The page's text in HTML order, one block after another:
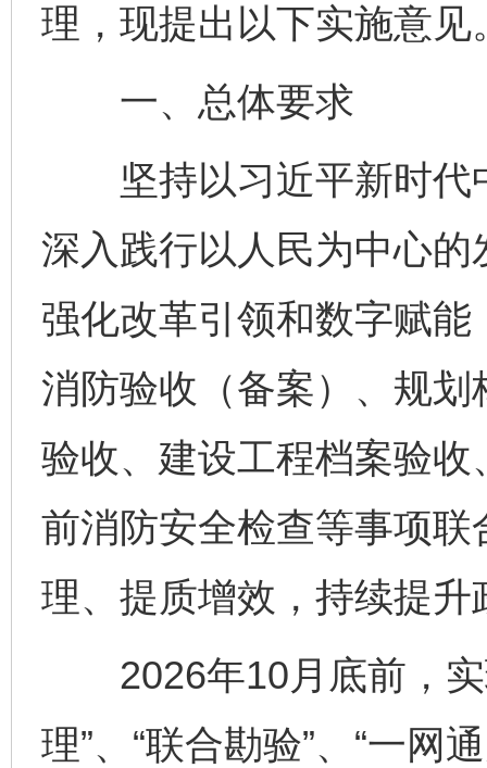
理，现提出以下实施意见
一、总体要求
坚持以习近平新时代
深入践行以人民为中心
强化改革引领和数字赋
消防验收（备案）、规
验收、建设工程档案验
前消防安全检查等事项
理、提质增效，持续提
2026年10月底前，实
理”、“联合勘验”、“一网